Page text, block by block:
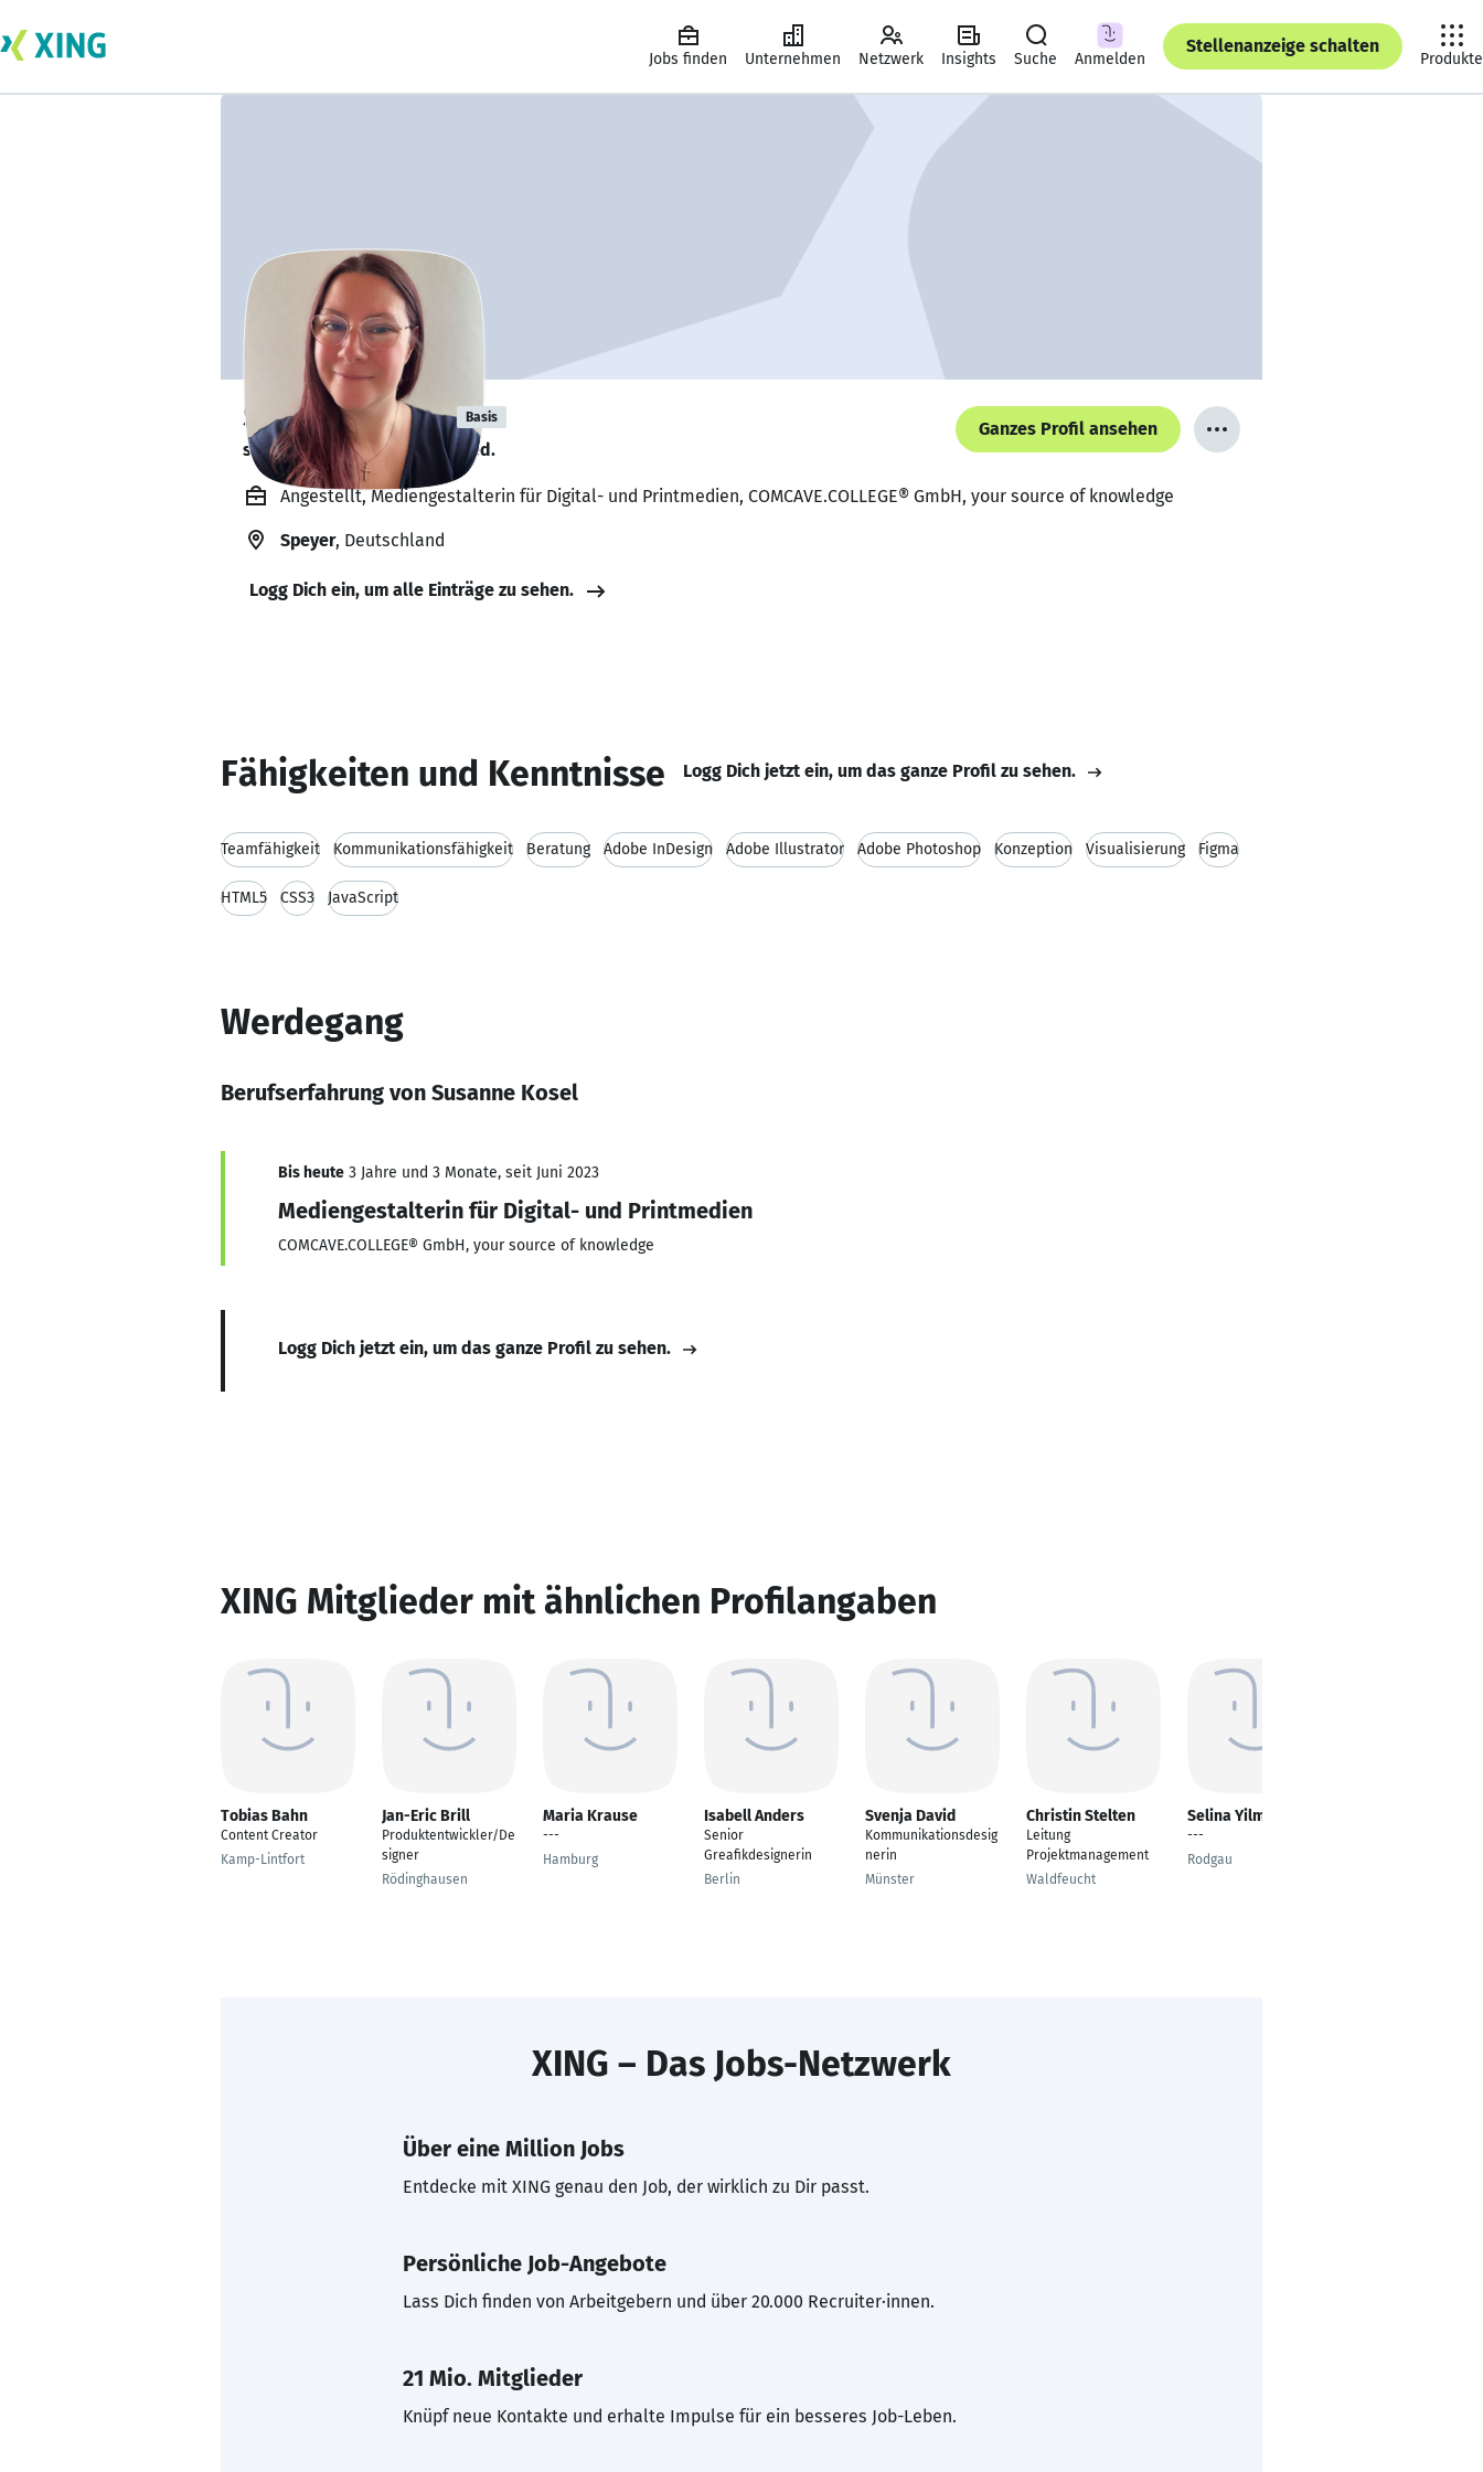
Jobs finden Unternehmen Netzwerk Insights Suche Anmelden
Stellenanzeige schalten
Produkte
Susanne Kosel Basis
sucht ein neues Team-Mitglied.
Ganzes Profil ansehen
Angestellt, Mediengestalterin für Digital- und Printmedien, COMCAVE.COLLEGE® GmbH, your source of knowledge
Speyer, Deutschland
Logg Dich ein, um alle Einträge zu sehen.
Fähigkeiten und Kenntnisse Logg Dich jetzt ein, um das ganze Profil zu sehen.
Teamfähigkeit Kommunikationsfähigkeit Beratung Adobe InDesign Adobe Illustrator Adobe Photoshop Konzeption Visualisierung Figma
HTML5 CSS3 JavaScript
Werdegang
Berufserfahrung von Susanne Kosel
Bis heute 3 Jahre und 3 Monate, seit Juni 2023
Mediengestalterin für Digital- und Printmedien
COMCAVE.COLLEGE® GmbH, your source of knowledge
Logg Dich jetzt ein, um das ganze Profil zu sehen.
XING Mitglieder mit ähnlichen Profilangaben
Tobias Bahn
Content Creator
Kamp-Lintfort
Jan-Eric Brill
Produktentwickler/De
signer
Rödinghausen
Maria Krause
---
Hamburg
Isabell Anders
Senior
Greafikdesignerin
Berlin
Svenja David
Kommunikationsdesig
nerin
Münster
Christin Stelten
Leitung
Projektmanagement
Waldfeucht
Selina Yilmaz
---
Rodgau
XING – Das Jobs-Netzwerk
Über eine Million Jobs
Entdecke mit XING genau den Job, der wirklich zu Dir passt.
Persönliche Job-Angebote
Lass Dich finden von Arbeitgebern und über 20.000 Recruiter·innen.
21 Mio. Mitglieder
Knüpf neue Kontakte und erhalte Impulse für ein besseres Job-Leben.